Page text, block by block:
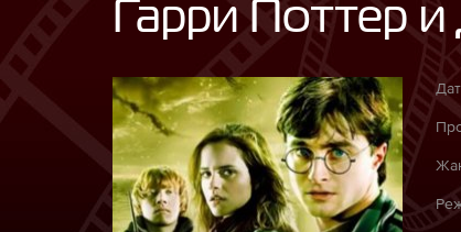
Гарри Поттер